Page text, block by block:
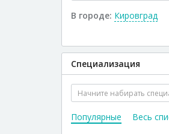
В городе: Кировград
Специализация
Популярные Весь